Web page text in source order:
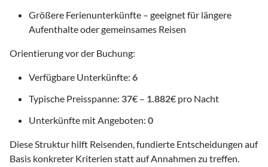
Größere Ferienunterkünfte – geeignet für längere
Aufenthalte oder gemeinsames Reisen
Orientierung vor der Buchung:
Verfügbare Unterkünfte: 6
Typische Preisspanne: 37€ – 1.882€ pro Nacht
Unterkünfte mit Angeboten: 0
Diese Struktur hilft Reisenden, fundierte Entscheidungen auf
Basis konkreter Kriterien statt auf Annahmen zu treffen.